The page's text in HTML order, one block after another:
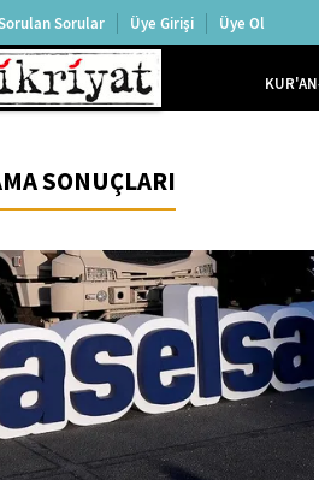
Sorular Üye Girişi Üye Ol
SONUÇLARI